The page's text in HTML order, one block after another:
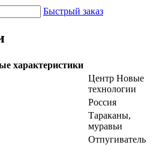
Быстрый заказ
характеристики
Центр Новые
технологии
Россия
Тараканы,
муравьи
Отпугиватель